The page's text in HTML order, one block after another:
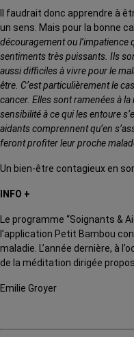
Il faudrait donc apprendre à
un sens. Mais pour la bonne
découragement ou
sentiments très puissants. Ils
aussi difficiles à vivre pour le
être. C’est particulièrement le
cancer. Elles sont ramenées à
sensibilité à ce qui les entoure
aidants comprennent qu’en
feront profiter leur proche
Un bien-être contagieux en
INFO +
Le programme “Soignants &
l’application Petit Bambou
maladie. L’année dernière, à
de la méditation dirigée
Emilie Groyer